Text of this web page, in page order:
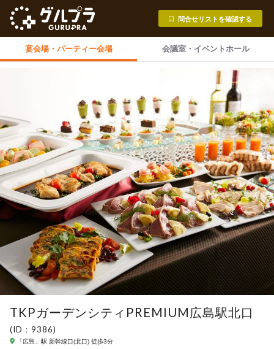
問合せリストを確認する
宴会場・ パーティー会場 会議室・ イベントホール
TKPガーデンシティPREMIUM広島駅北口
(ID：9386)
「広島」駅 新幹線口(北口) 徒歩3分